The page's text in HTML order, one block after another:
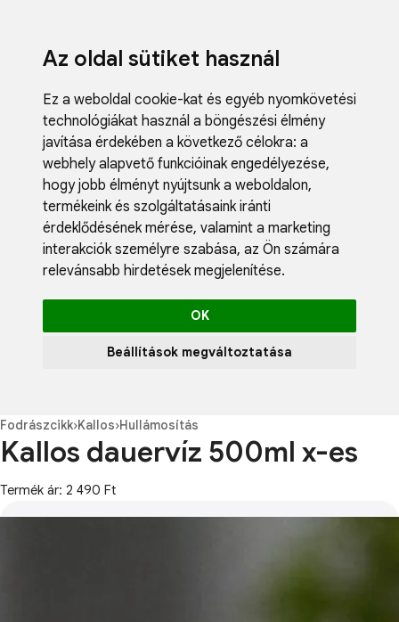
Az oldal sütiket használ
Ez a weboldal cookie-kat és egyéb nyomkövetési
technológiákat használ a böngészési élmény
javítása érdekében a következő célokra: a
webhely alapvető funkcióinak engedélyezése,
hogy jobb élményt nyújtsunk a weboldalon,
termékeink és szolgáltatásaink iránti
érdeklődésének mérése, valamint a marketing
interakciók személyre szabása, az Ön számára
relevánsabb hirdetések megjelenítése.
OK
Beállítások megváltoztatása
Blog
Fodrászcikk›Kallos›Hullámosítás
Kallos dauervíz 500ml x-es
Termék ár: 2 490 Ft